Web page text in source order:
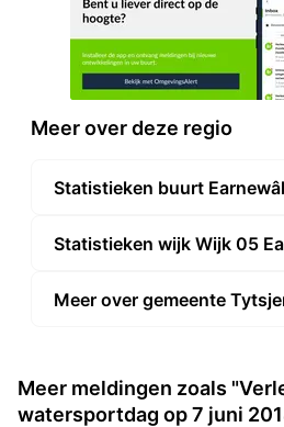
Meer over deze regio
Statistieken buurt
Statistieken wijk Wijk 05
Meer over gemeente
Meer meldingen zoals
watersportdag op 7 juni